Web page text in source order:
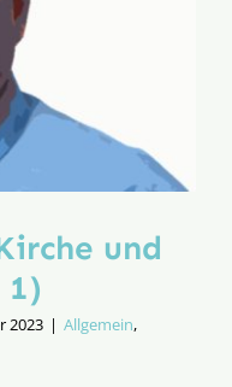
und
1)
2023 | Allgemein,